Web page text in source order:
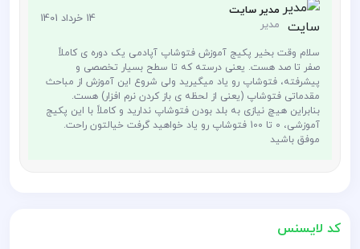
مدیر سایت
مدیر 14 خرداد 1401
سلام وقت بخیر پکیج آموزش فتوشاپ آپادمی یک دوره ی کاملاً
صفر تا صد هست. یعنی درسته که تا سطح بسیار تخصصی و
پیشرفته، فتوشاپ رو یاد میگیرید ولی شروع این آموزش از مباحث
مقدماتی فتوشاپ (یعنی از لحظه ی باز کردن نرم افزار) هست.
بنابراین هیچ نیازی به بلد بودن فتوشاپ ندارید و کاملاً با این پکیج
آموزشی، 0 تا 100 فتوشاپ رو یاد خواهید گرفت خیالتون راحت.
موفق باشید
کد لایسنس